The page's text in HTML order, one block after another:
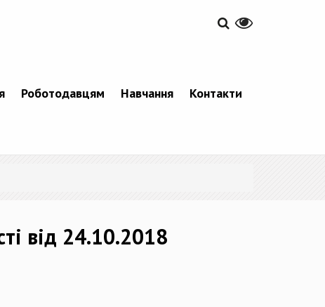
Роботодавцям Навчання Контакти
від 24.10.2018